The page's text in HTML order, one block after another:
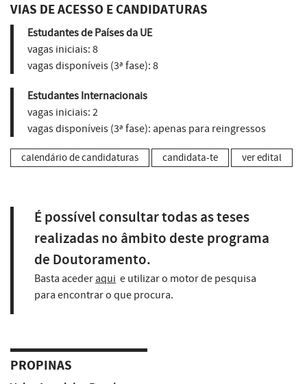
VIAS DE ACESSO E CANDIDATURAS
Estudantes de Países da UE
vagas iniciais: 8
vagas disponíveis (3ª fase): 8
Estudantes Internacionais
vagas iniciais: 2
vagas disponíveis (3ª fase): apenas para reingressos
calendário de candidaturas candidata-te ver edital
É possível consultar todas as teses
realizadas no âmbito deste programa
de Doutoramento.
Basta aceder aqui e utilizar o motor de pesquisa
para encontrar o que procura.
PROPINAS